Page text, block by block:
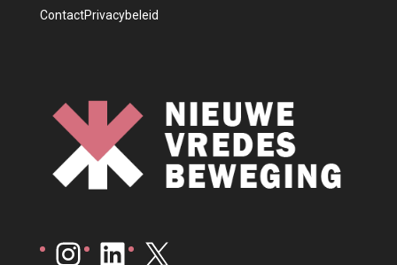
ContactPrivacybeleid
Instagram
LinkedIn
X